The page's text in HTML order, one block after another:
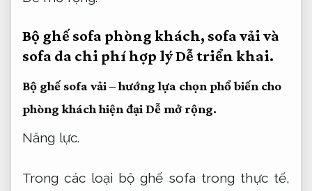
Bộ ghế sofa phòng khách, sofa vải và
sofa da chi phí hợp lýDễ triển khai.
Bộ ghế sofa vải – hướng lựa chọn phổ biến cho
phòng khách hiện đại Dễ mở rộng.
Năng lực.
Trong các loại bộ ghế sofa trong thực tế,